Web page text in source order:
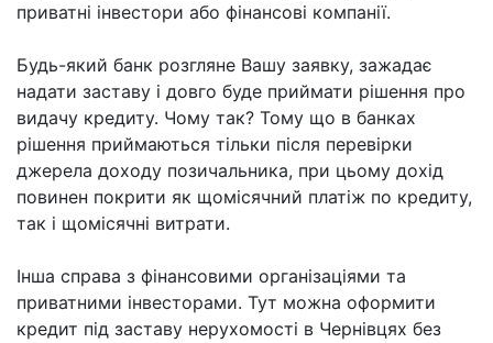
приватні інвестори або фінансові компанії.
Будь-який банк розгляне Вашу заявку, зажадає
надати заставу і довго буде приймати рішення про
видачу кредиту. Чому так? Тому що в банках
рішення приймаються тільки після перевірки
джерела доходу позичальника, при цьому дохід
повинен покрити як щомісячний платіж по кредиту,
так і щомісячні витрати.
Інша справа з фінансовими організаціями та
приватними інвесторами. Тут можна оформити
кредит під заставу нерухомості в Чернівцях без